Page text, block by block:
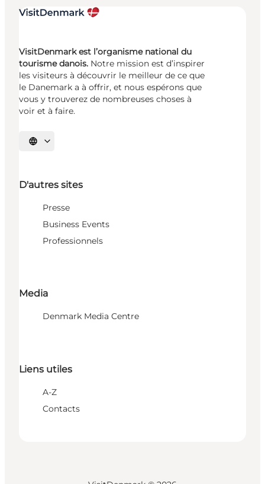
VisitDenmark est l’organisme national du
tourisme danois. Notre mission est d’inspirer
les visiteurs à découvrir le meilleur de ce que
le Danemark a à offrir, et nous espérons que
vous y trouverez de nombreuses choses à
voir et à faire.
Choisissez la langue
D'autres sites
Presse
Business Events
Professionnels
Media
Denmark Media Centre
Liens utiles
A-Z
Contacts